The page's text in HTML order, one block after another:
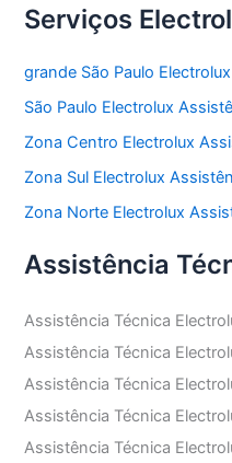
Serviços
grande São Paulo
São Paulo Electrolux
Zona Centro Electrolux
Zona Sul Electrolux
Zona Norte Electrolux
Assistência
Assistência Técnica
Assistência Técnica
Assistência Técnica
Assistência Técnica
Assistência Técnica